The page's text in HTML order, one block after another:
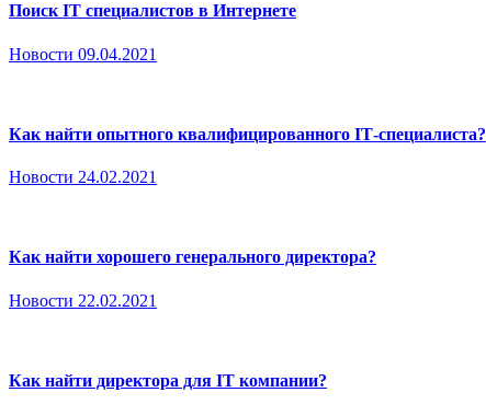
Поиск IT специалистов в Интернете
Новости 09.04.2021
Как найти опытного квалифицированного ІТ-специалиста?
Новости 24.02.2021
Как найти хорошего генерального директора?
Новости 22.02.2021
Как найти директора для IT компании?